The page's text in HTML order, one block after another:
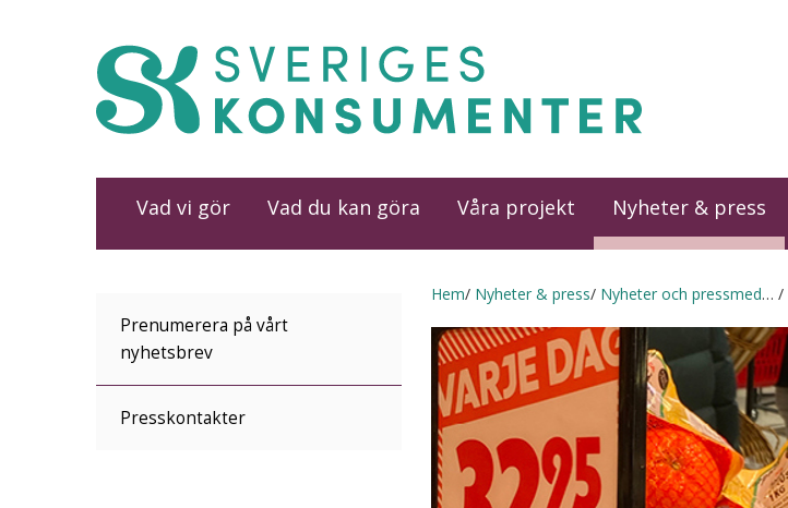
Vad vi gör Vad du kan göra Våra projekt Nyheter & press
Prenumerera på vårt
nyhetsbrev
Presskontakter
Hem Nyheter & press Nyheter och pressmeddelanden